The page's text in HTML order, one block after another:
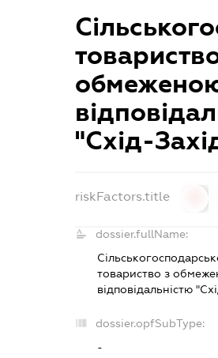
"Схід-
riskFactors.title
dossier.fullName:
товариство з
відповідальністю
dossier.opfSubType:
-